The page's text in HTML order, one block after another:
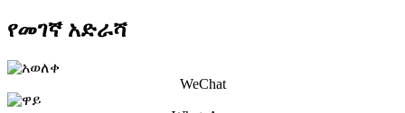
የመገኛ አድራሻ
WeChat